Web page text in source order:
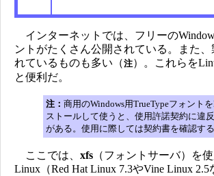
インターネットでは、フリーの
ントがたくさん公開されている。また
れているものも多い（注）。これらを
と便利だ。
注： 商用のWindows用TrueTypeフォント
ストールして使うと、使用許諾契約に違
がある。使用に際しては契約書を確認する
ここでは、 xfs （フォントサーバ）を
Linux（Red Hat Linux 7.3やVine Linux 2.5